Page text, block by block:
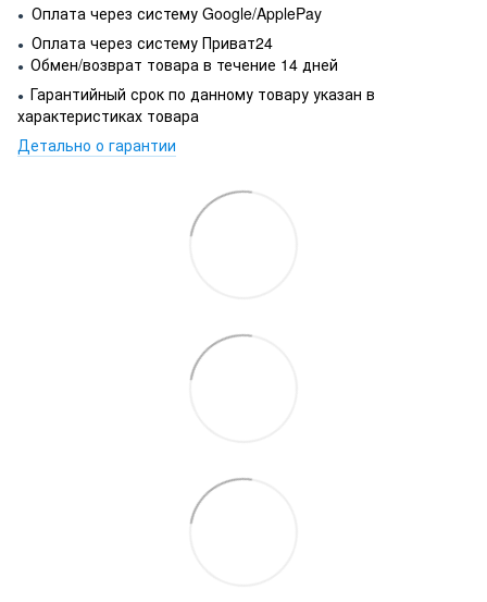
● Оплата через систему Google/ApplePay
● Оплата через систему Приват24
● Обмен/возврат товара в течение 14 дней
● Гарантийный срок по данному товару указан в
характеристиках товара
Детально о гарантии